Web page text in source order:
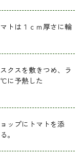
トは１ｃｍ厚さに輪
クスを敷きつめ、ラ
に予熱した
ップにトマトを添
。